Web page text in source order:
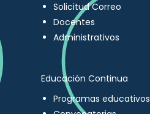
Solicitud Correo
Docentes
Administrativos
Educación Continua
Programas educativos